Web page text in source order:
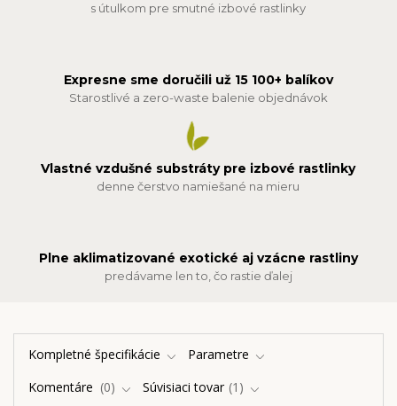
s útulkom pre smutné izbové rastlinky
Expresne sme doručili už 15 100+ balíkov
Starostlivé a zero-waste balenie objednávok
Vlastné vzdušné substráty pre izbové rastlinky
denne čerstvo namiešané na mieru
Plne aklimatizované exotické aj vzácne rastliny
predávame len to, čo rastie ďalej
Kompletné špecifikácie
Parametre
Komentáre
0 Súvisiaci tovar 1